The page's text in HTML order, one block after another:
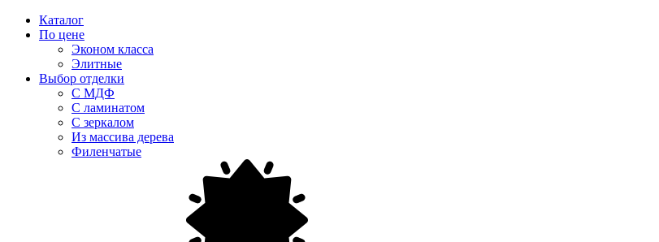
Каталог
По цене
Эконом класса
Элитные
Выбор отделки
С МДФ
С ламинатом
С зеркалом
Из массива дерева
Филенчатые